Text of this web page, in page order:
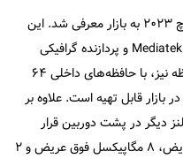
ردمی نوت ۱۲ اس به طور رسمی در ۶ مارچ ۲۰۲۳ به بازار معرفی شد. این
گوشی از پردازنده ۸ هسته‌ای Mediatek Helio G96 و پردازنده گرافیکی
Mali-G57 MC2 بهره می‌برد. از لحاظ حافظه نیز، با حافظه‌های داخلی ۶۴
و ۲۵۶ گیگابایت در بازار قابل تهیه است. علاوه بر
لنز دیگر در پشت دوربین قرار
گرفته‌اند که عبارتند از: ۱۰۸ مگاپیکسل عریض، ۸ مگا‌پیکسل فوق عریض و ۲